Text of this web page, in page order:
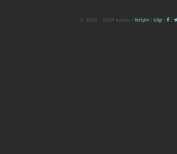
© 2016 - 2024 kulzos | iletişim bilgi